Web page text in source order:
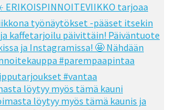
löytyy myös tämä kauni